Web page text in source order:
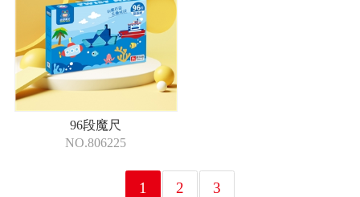
96段魔尺
NO.806225
1 2 3